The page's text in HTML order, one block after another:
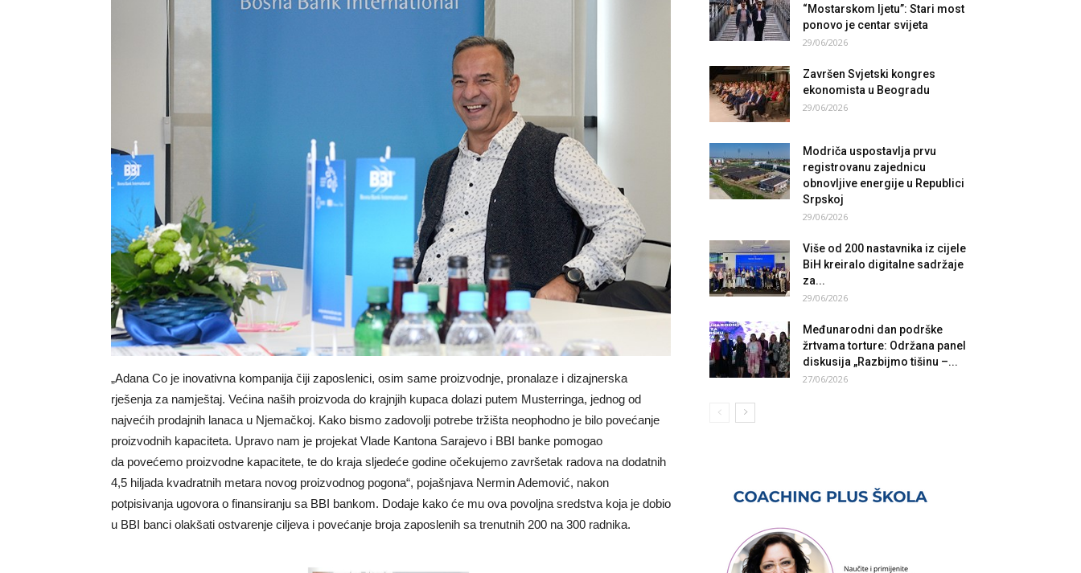
„Adana Co je inovativna kompanija čiji zaposlenici, osim same proizvodnje, pronalaze i dizajnerska
rješenja za namještaj. Većina naših proizvoda do krajnjih kupaca dolazi putem Musterringa, jednog od
najvećih prodajnih lanaca u Njemačkoj. Kako bismo zadovolji potrebe tržišta neophodno je bilo povećanje
proizvodnih kapaciteta. Upravo nam je projekat Vlade Kantona Sarajevo i BBI banke pomogao
da povećemo proizvodne kapacitete, te do kraja sljedeće godine očekujemo završetak radova na dodatnih
4,5 hiljada kvadratnih metara novog proizvodnog pogona“, pojašnjava Nermin Ademović, nakon
potpisivanja ugovora o finansiranju sa BBI bankom. Dodaje kako će mu ova povoljna sredstva koja je dobio
u BBI banci olakšati ostvarenje ciljeva i povećanje broja zaposlenih sa trenutnih 200 na 300 radnika.
“Mostarskom ljetu”: Stari most
ponovo je centar svijeta
29/06/2026
Završen Svjetski kongres
ekonomista u Beogradu
29/06/2026
Modriča uspostavlja prvu
registrovanu zajednicu
obnovljive energije u Republici
Srpskoj
29/06/2026
Više od 200 nastavnika iz cijele
BiH kreiralo digitalne sadržaje
za...
29/06/2026
Međunarodni dan podrške
žrtvama torture: Održana panel
diskusija „Razbijmo tišinu –...
27/06/2026